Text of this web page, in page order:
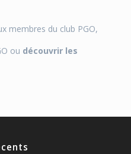
membres du club PGO,
ou découvrir les